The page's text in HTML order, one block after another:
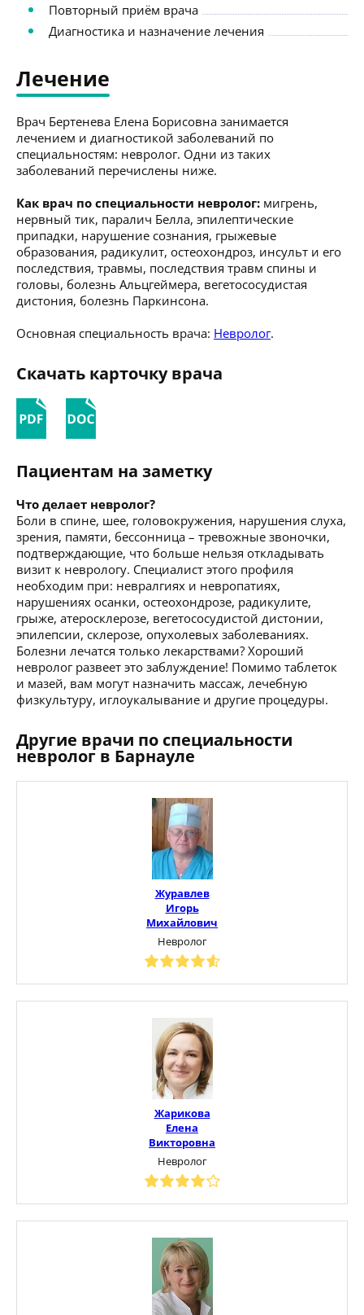
Повторный приём врача
Диагностика и назначение лечения
Лечение
Врач Бертенева Елена Борисовна занимается
лечением и диагностикой заболеваний по
специальностям: невролог. Одни из таких
заболеваний перечислены ниже.
Как врач по специальности невролог: мигрень,
нервный тик, паралич Белла, эпилептические
припадки, нарушение сознания, грыжевые
образования, радикулит, остеохондроз, инсульт и его
последствия, травмы, последствия травм спины и
головы, болезнь Альцгеймера, вегетососудистая
дистония, болезнь Паркинсона.
Основная специальность врача: Невролог.
Скачать карточку врача
Пациентам на заметку
Что делает невролог?
Боли в спине, шее, головокружения, нарушения слуха,
зрения, памяти, бессонница – тревожные звоночки,
подтверждающие, что больше нельзя откладывать
визит к неврологу. Специалист этого профиля
необходим при: невралгиях и невропатиях,
нарушениях осанки, остеохондрозе, радикулите,
грыже, атеросклерозе, вегетососудистой дистонии,
эпилепсии, склерозе, опухолевых заболеваниях.
Болезни лечатся только лекарствами? Хороший
невролог развеет это заблуждение! Помимо таблеток
и мазей, вам могут назначить массаж, лечебную
физкультуру, иглоукалывание и другие процедуры.
Другие врачи по специальности
невролог в Барнауле
Журавлев
Игорь
Михайлович
Невролог
Жарикова
Елена
Викторовна
Невролог